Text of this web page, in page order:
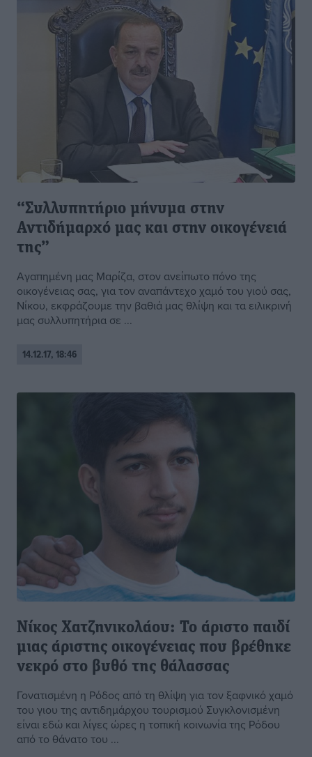
“Συλλυπητήριο μήνυμα στην
Αντιδήμαρχό μας και στην οικογένειά
της”
Αγαπημένη μας Μαρίζα, στον ανείπωτο πόνο της
οικογένειας σας, για τον αναπάντεχο χαμό του γιού σας,
Νίκου, εκφράζουμε την βαθιά μας θλίψη και τα ειλικρινή
μας συλλυπητήρια σε ...
14.12.17, 18:46
Νίκος Χατζηνικολάου: Το άριστο παιδί
μιας άριστης οικογένειας που βρέθηκε
νεκρό στο βυθό της θάλασσας
Γονατισμένη η Ρόδος από τη θλίψη για τον ξαφνικό χαμό
του γιου της αντιδημάρχου τουρισμού Συγκλονισμένη
είναι εδώ και λίγες ώρες η τοπική κοινωνία της Ρόδου
από το θάνατο του ...